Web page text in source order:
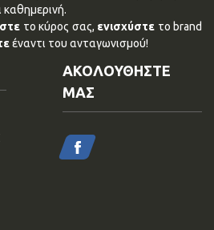
καθημερινή.
το κύρος σας, ενισχύστε το brand
έναντι του ανταγωνισμού!
ΑΚΟΛΟΥΘΗΣΤΕ
ΜΑΣ